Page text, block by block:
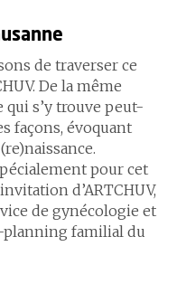
de traverser ce
De la même
s’y trouve peut-
façons, évoquant
pour cet
d’ARTCHUV,
de gynécologie et
planning familial du